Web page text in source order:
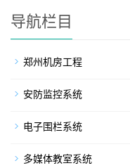
导航栏目
郑州机房工程
安防监控系统
电子围栏系统
多媒体教室系统